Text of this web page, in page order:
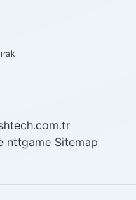
nttgame Sitemap